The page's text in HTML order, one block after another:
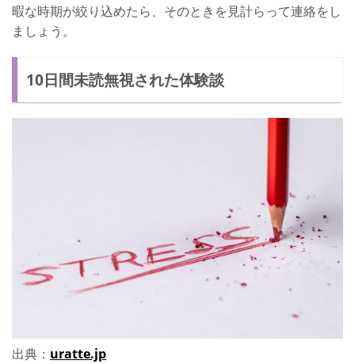
暇な時期が絞り込めたら、そのときを見計らって連絡をし
ましょう。
10日間未読無視された体験談
出典： uratte.jp